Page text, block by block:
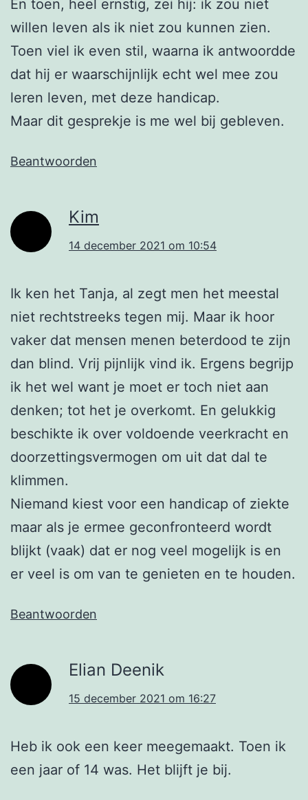
En toen, heel ernstig, zei hij: ik zou niet
willen leven als ik niet zou kunnen zien.
Toen viel ik even stil, waarna ik antwoordde
dat hij er waarschijnlijk echt wel mee zou
leren leven, met deze handicap.
Maar dit gesprekje is me wel bij gebleven.
Beantwoorden
Kim
14 december 2021 om 10:54
Ik ken het Tanja, al zegt men het meestal
niet rechtstreeks tegen mij. Maar ik hoor
vaker dat mensen menen beterdood te zijn
dan blind. Vrij pijnlijk vind ik. Ergens begrijp
ik het wel want je moet er toch niet aan
denken; tot het je overkomt. En gelukkig
beschikte ik over voldoende veerkracht en
doorzettingsvermogen om uit dat dal te
klimmen.
Niemand kiest voor een handicap of ziekte
maar als je ermee geconfronteerd wordt
blijkt (vaak) dat er nog veel mogelijk is en
er veel is om van te genieten en te houden.
Beantwoorden
Elian Deenik
15 december 2021 om 16:27
Heb ik ook een keer meegemaakt. Toen ik
een jaar of 14 was. Het blijft je bij.